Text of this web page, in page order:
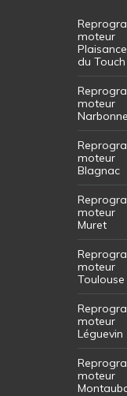
moteur
Plaisance
du Touch
moteur
Narbonne
moteur
Blagnac
moteur
Muret
moteur
Toulouse
moteur
Léguevin
moteur